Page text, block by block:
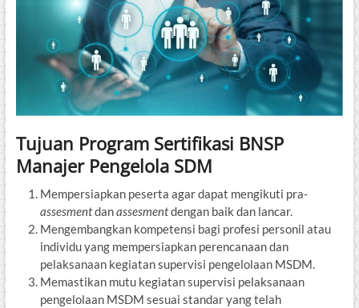
Tujuan Program Sertifikasi BNSP
Manajer Pengelola SDM
Mempersiapkan peserta agar dapat mengikuti pra-
assesmentdanassesmentdengan baik dan lancar.
Mengembangkan kompetensi bagi profesi personil atau
individu yang mempersiapkan perencanaan dan
pelaksanaan kegiatan supervisi pengelolaan MSDM.
Memastikan mutu kegiatan supervisi pelaksanaan
pengelolaan MSDM sesuai standar yang telah